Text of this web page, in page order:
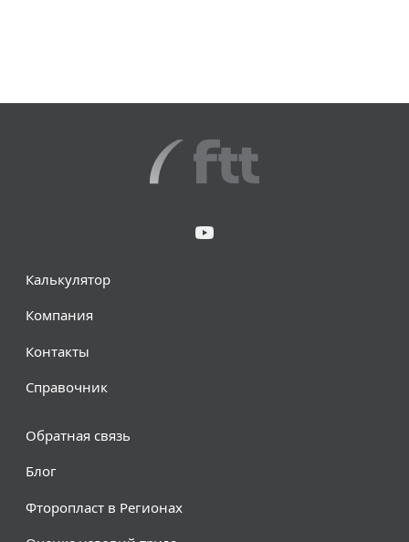
Калькулятор
Компания
Контакты
Справочник
Обратная связь
Блог
Фторопласт в Регионах